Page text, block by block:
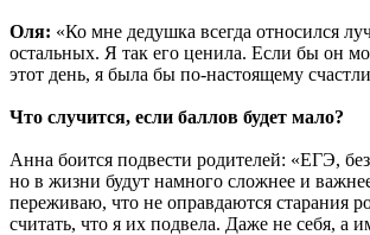
Оля: «Ко мне дедушка всегда относился
остальных. Я так его ценила. Если бы он
этот день, я была бы по-настоящему
Что случится, если баллов будет мало?
Анна боится подвести родителей: «ЕГЭ,
но в жизни будут намного сложнее и
переживаю, что не оправдаются старания
считать, что я их подвела. Даже не себя, а